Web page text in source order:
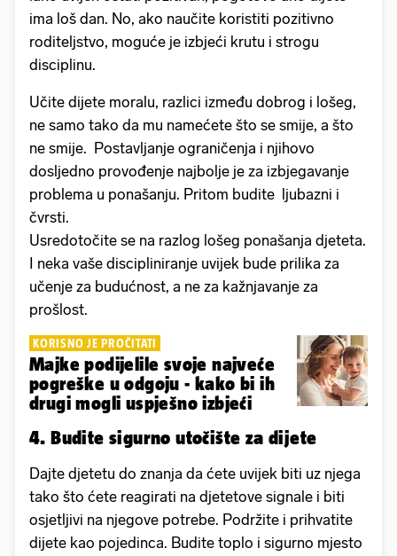
ima loš dan. No, ako naučite koristiti pozitivno
roditeljstvo, moguće je izbjeći krutu i strogu
disciplinu.
Učite dijete moralu, razlici između dobrog i lošeg,
ne samo tako da mu namećete što se smije, a što
ne smije. Postavljanje ograničenja i njihovo
dosljedno provođenje najbolje je za izbjegavanje
problema u ponašanju. Pritom budite ljubazni i
čvrsti.
Usredotočite se na razlog lošeg ponašanja djeteta.
I neka vaše discipliniranje uvijek bude prilika za
učenje za budućnost, a ne za kažnjavanje za
prošlost.
KORISNO JE PROČITATI
Majke podijelile svoje najveće
pogreške u odgoju - kako bi ih
drugi mogli uspješno izbjeći
4. Budite sigurno utočište za dijete
Dajte djetetu do znanja da ćete uvijek biti uz njega
tako što ćete reagirati na djetetove signale i biti
osjetljivi na njegove potrebe. Podržite i prihvatite
dijete kao pojedinca. Budite toplo i sigurno mjesto